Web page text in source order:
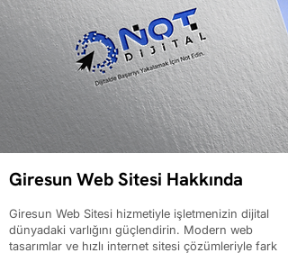
Giresun Web Sitesi Hakkında
Giresun Web Sitesi hizmetiyle işletmenizin dijital
dünyadaki varlığını güçlendirin. Modern web
tasarımlar ve hızlı internet sitesi çözümleriyle fark